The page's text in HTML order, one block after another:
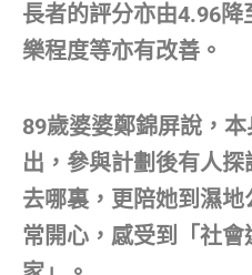
長者的評分亦由4.96
樂程度等亦有改善。
89歲婆婆鄭錦屏說，
出，參與計劃後有人
去哪裏，更陪她到濕
常開心，感受到「社